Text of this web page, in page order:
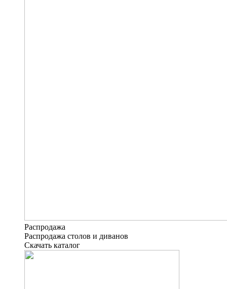
Распродажа
Распродажа столов и диванов
Скачать каталог